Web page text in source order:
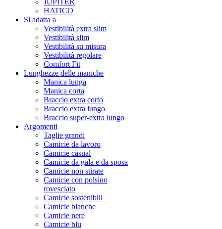
JUPITER
HATICO
Si adatta a
Vestibilità extra slim
Vestibilità slim
Vestibilità su misura
Vestibilità regolare
Comfort Fit
Lunghezze delle maniche
Manica lunga
Manica corta
Braccio extra corto
Braccio extra lungo
Braccio super-extra lungo
Argomenti
Taglie grandi
Camicie da lavoro
Camicie casual
Camicie da gala e da sposa
Camicie non stirate
Camicie con polsino
rovesciato
Camicie sostenibili
Camicie bianche
Camicie nere
Camicie blu